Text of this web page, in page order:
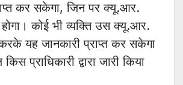
कर सकेगा, जिन पर क्यू.आर.
कोई भी व्यक्ति उस क्यू.आर.
यह जानकारी प्राप्त कर सकेगा
प्राधिकारी द्वारा जारी किया